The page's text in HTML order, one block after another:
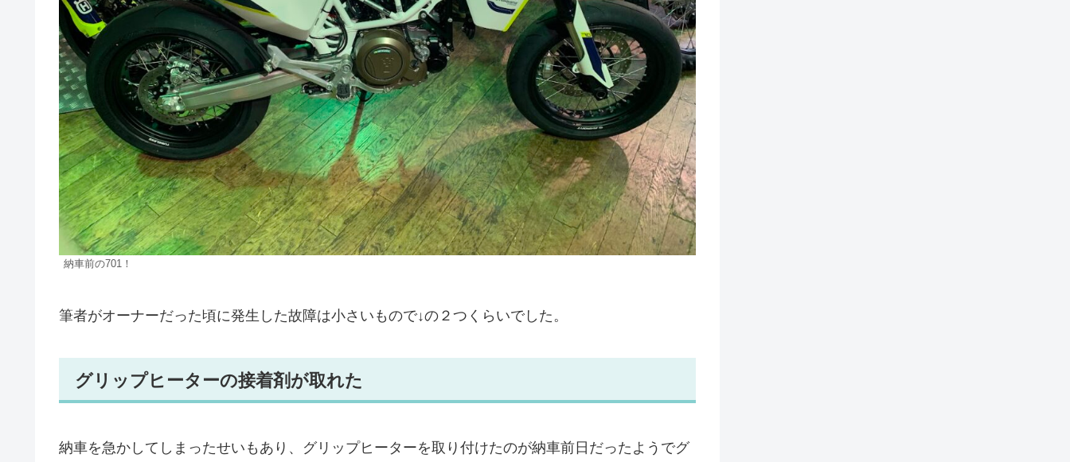
納車前の701！
筆者がオーナーだった頃に発生した故障は小さいもので↓の２つくらいでした。
グリップヒーターの接着剤が取れた
納車を急かしてしまったせいもあり、グリップヒーターを取り付けたのが納車前日だったようでグ